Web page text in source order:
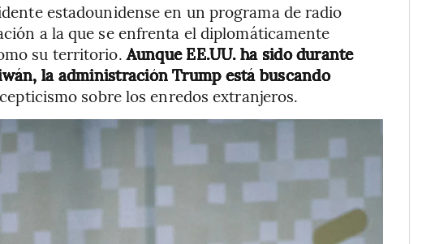
estadounidense en un programa de radio
a la que se enfrenta el diplomáticamente
su territorio.Aunque EE.UU. ha sido durante
la administración Trump está buscando
sobre los enredos extranjeros.